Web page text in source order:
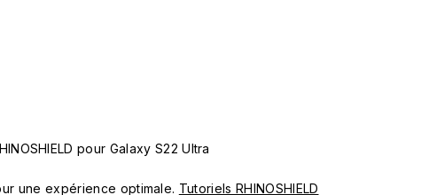
pour Galaxy S22 Ultra
une expérience optimale. Tutoriels RHINOSHIELD